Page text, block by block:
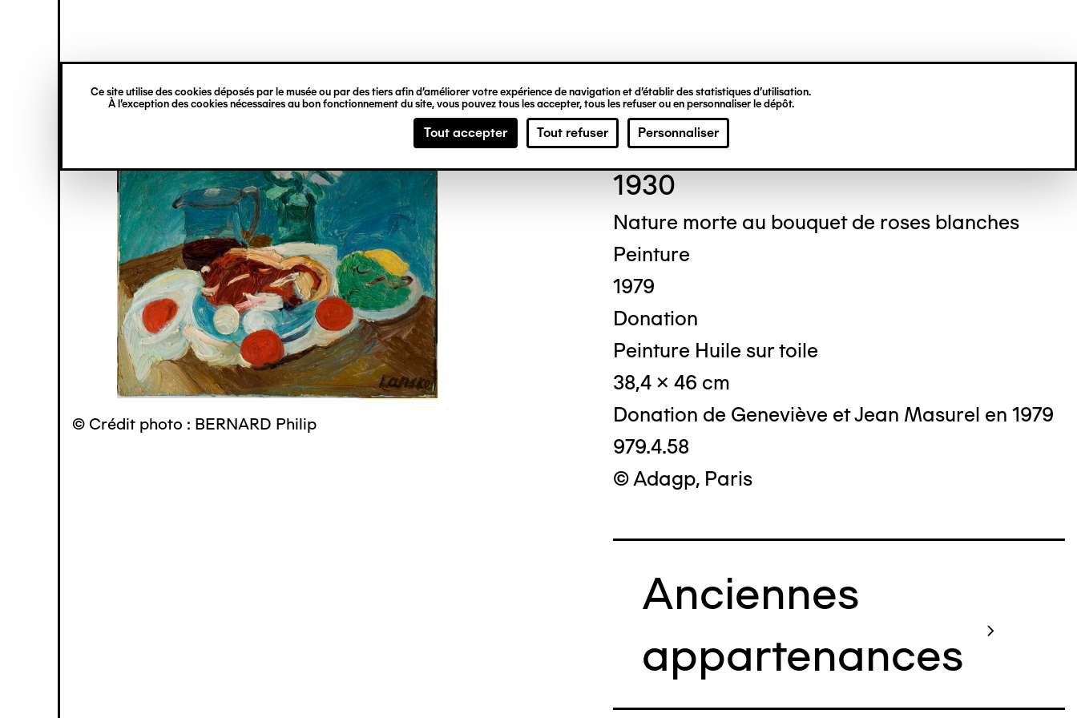
Ce site utilise des cookies déposés par le musée ou par des tiers afin d’améliorer votre expérience de navigation et d’établir des statistiques d’utilisation.
À l’exception des cookies nécessaires au bon fonctionnement du site, vous pouvez tous les accepter, tous les refuser ou en personnaliser le dépôt.
Tout accepter Tout refuser Personnaliser
principal
verticale
© Crédit photo : BERNARD Philip
André LANSKOY
1930
Nature morte au bouquet de roses blanches
Peinture
1979
Donation
Peinture Huile sur toile
38,4 x 46 cm
Donation de Geneviève et Jean Masurel en 1979
979.4.58
© Adagp, Paris
Anciennes
appartenances